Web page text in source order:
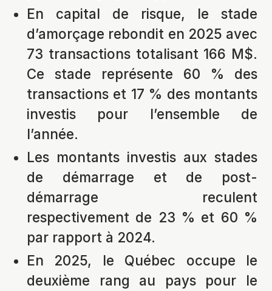
En capital de risque, le stade
d’amorçage rebondit en 2025 avec
73 transactions totalisant 166 M$.
Ce stade représente 60 % des
transactions et 17 % des montants
investis pour l’ensemble de
l’année.
Les montants investis aux stades
de démarrage et de post-
démarrage reculent
respectivement de 23 % et 60 %
par rapport à 2024.
En 2025, le Québec occupe le
deuxième rang au pays pour le